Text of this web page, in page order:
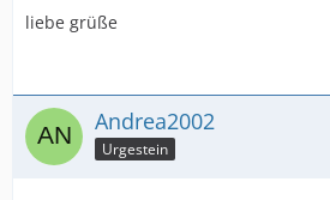
liebe grüße
Andrea2002
Urgestein